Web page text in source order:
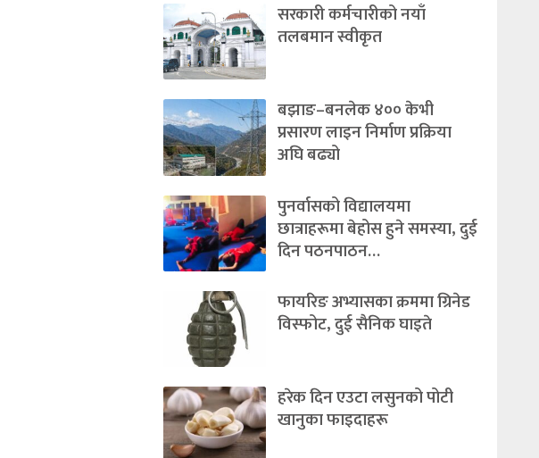
सरकारी कर्मचारीको नयाँ
तलबमान स्वीकृत
बझाङ–बनलेक ४०० केभी
प्रसारण लाइन निर्माण प्रक्रिया
अघि बढ्यो
पुनर्वासको विद्यालयमा
छात्राहरूमा बेहोस हुने समस्या, दुई
दिन पठनपाठन…
फायरिङ अभ्यासका क्रममा ग्रिनेड
विस्फोट, दुई सैनिक घाइते
हरेक दिन एउटा लसुनको पोटी
खानुका फाइदाहरू